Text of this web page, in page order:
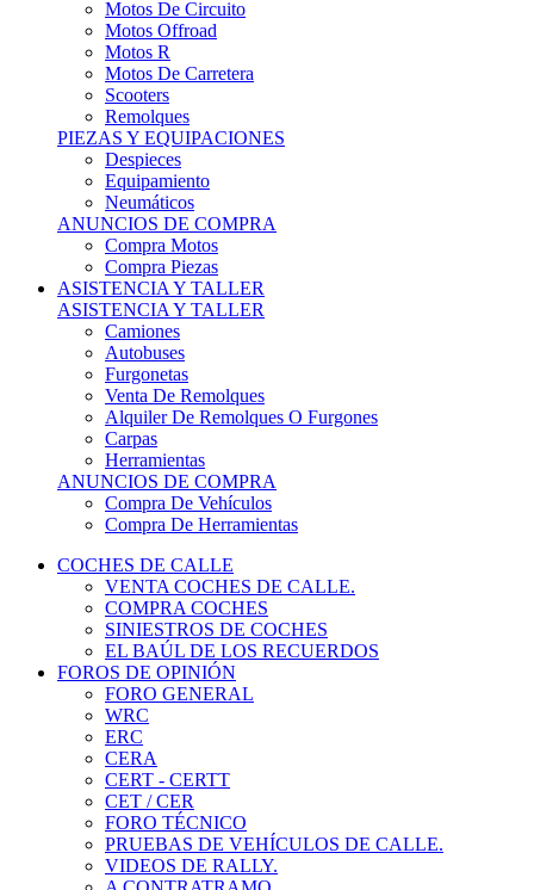
Motos R
Motos De Carretera
Scooters
Remolques
PIEZAS Y EQUIPACIONES
Despieces
Equipamiento
Neumáticos
ANUNCIOS DE COMPRA
Compra Motos
Compra Piezas
ASISTENCIA Y TALLER
ASISTENCIA Y TALLER
Camiones
Autobuses
Furgonetas
Venta De Remolques
Alquiler De Remolques O Furgones
Carpas
Herramientas
ANUNCIOS DE COMPRA
Compra De Vehículos
Compra De Herramientas
COCHES DE CALLE
VENTA COCHES DE CALLE.
COMPRA COCHES
SINIESTROS DE COCHES
EL BAÚL DE LOS RECUERDOS
FOROS DE OPINIÓN
FORO GENERAL
WRC
ERC
CERA
CERT - CERTT
CET / CER
FORO TÉCNICO
PRUEBAS DE VEHÍCULOS DE CALLE.
VIDEOS DE RALLY.
A CONTRATRAMO
TIENDA ONLINE